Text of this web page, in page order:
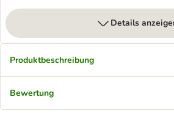
Details
Produktbeschreibung
Bewertung